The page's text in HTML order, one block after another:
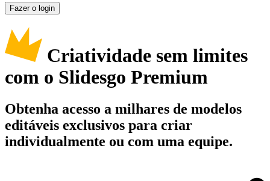
Fazer o login
Criatividade sem limites
com o Slidesgo Premium
Obtenha acesso a milhares de modelos
editáveis exclusivos para criar
individualmente ou com uma equipe.